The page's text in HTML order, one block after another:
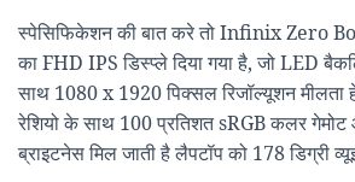
स्पेसिफिकेशन की बात करे तो Infinix Zero
का FHD IPS डिस्प्ले दिया गया है, जो LED
साथ 1080 x 1920 पिक्सल रिजॉल्यूशन
रेशियो के साथ 100 प्रतिशत sRGB कलर
ब्राइटनेस मिल जाती है लैपटॉप को 178 डिग्री